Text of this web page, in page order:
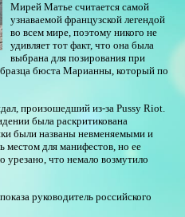
Мирей Матье считается самой
узнаваемой французской легендой
во всем мире, поэтому никого не
удивляет тот факт, что она была
выбрана для позирования при
бюста Марианны, который по
произошедший из-за Pussy Riot.
была раскритикована
были названы невменяемыми и
местом для манифестов, но ее
что немало возмутило
руководитель российского